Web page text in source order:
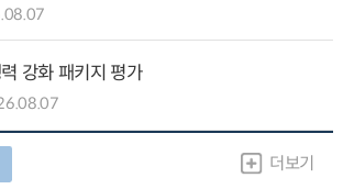
강화 패키지 평가
더보기